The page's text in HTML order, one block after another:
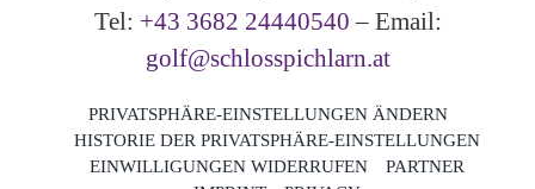
Tel: +43 3682 24440540 – Email:
golf@schlosspichlarn.at
PRIVATSPHÄRE-EINSTELLUNGEN ÄNDERN
HISTORIE DER PRIVATSPHÄRE-EINSTELLUNGEN
EINWILLIGUNGEN WIDERRUFEN
PARTNER